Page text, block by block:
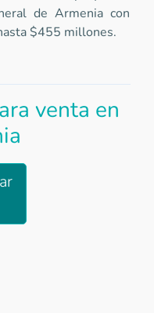
venta en
de Armenia con
$455 millones.